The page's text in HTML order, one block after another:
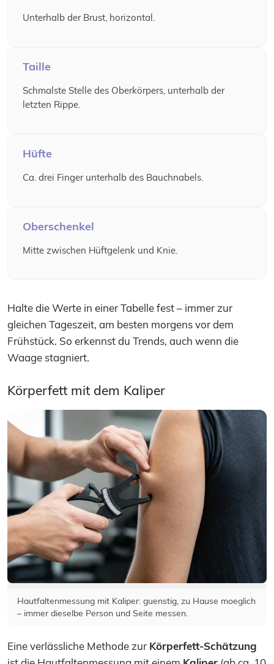
Unterhalb der Brust, horizontal.
Taille
Schmalste Stelle des Oberkörpers, unterhalb der
letzten Rippe.
Hüfte
Ca. drei Finger unterhalb des Bauchnabels.
Oberschenkel
Mitte zwischen Hüftgelenk und Knie.
Halte die Werte in einer Tabelle fest – immer zur
gleichen Tageszeit, am besten morgens vor dem
Frühstück. So erkennst du Trends, auch wenn die
Waage stagniert.
Körperfett mit dem Kaliper
Hautfaltenmessung mit Kaliper: guenstig, zu Hause moeglich
– immer dieselbe Person und Seite messen.
Eine verlässliche Methode zur Körperfett-Schätzung